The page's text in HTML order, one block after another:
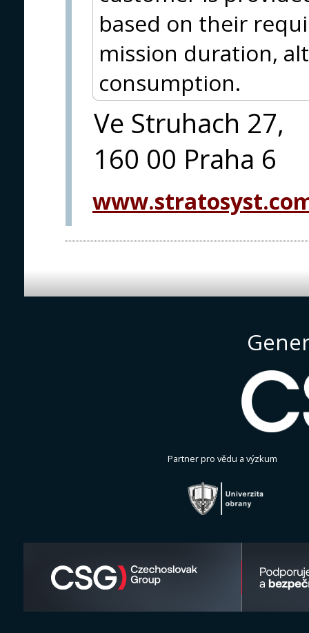
based on their
mission duration,
consumption.
Ve Struhach 27,
160 00 Praha 6
Partner pro vědu a výzkum